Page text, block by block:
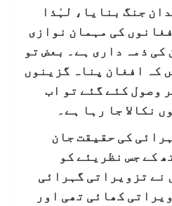
جنگ بنایا، لہٰذا
کی مہمان نوازی
ذمہ داری ہے۔ بعض تو
کہ افغان پناہ گزینوں
وصول کئے گئے تو اب
نکالا جا رہا ہے۔
کی حقیقت جان
کے جس نظریئے کو
نے تزویراتی گہرائی
کھائی تھی اور